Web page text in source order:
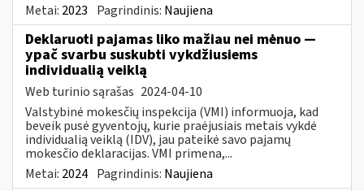
Metai: 2023 Pagrindinis: Naujiena
Deklaruoti pajamas liko mažiau nei mėnuo —
ypač svarbu suskubti vykdžiusiems
individualią veiklą
Web turinio sąrašas 2024-04-10
Valstybinė mokesčių inspekcija (VMI) informuoja, kad
beveik pusė gyventojų, kurie praėjusiais metais vykdė
individualią veiklą (IDV), jau pateikė savo pajamų
mokesčio deklaracijas. VMI primena,...
Metai: 2024 Pagrindinis: Naujiena